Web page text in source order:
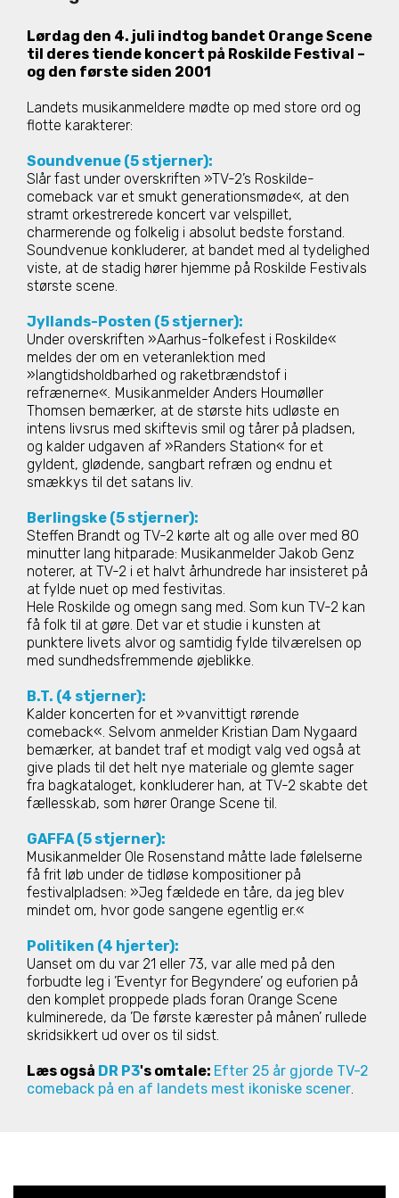
Lørdag den 4. juli indtog bandet Orange Scene
til deres tiende koncert på Roskilde Festival –
og den første siden 2001
Landets musikanmeldere mødte op med store ord og
flotte karakterer:
Soundvenue (5 stjerner):
Slår fast under overskriften »TV-2’s Roskilde-
comeback var et smukt generationsmøde«, at den
stramt orkestrerede koncert var velspillet,
charmerende og folkelig i absolut bedste forstand.
Soundvenue konkluderer, at bandet med al tydelighed
viste, at de stadig hører hjemme på Roskilde Festivals
største scene.
Jyllands-Posten (5 stjerner):
Under overskriften »Aarhus-folkefest i Roskilde«
meldes der om en veteranlektion med
»langtidsholdbarhed og raketbrændstof i
refrænerne«. Musikanmelder Anders Houmøller
Thomsen bemærker, at de største hits udløste en
intens livsrus med skiftevis smil og tårer på pladsen,
og kalder udgaven af »Randers Station« for et
gyldent, glødende, sangbart refræn og endnu et
smækkys til det satans liv.
Berlingske (5 stjerner):
Steffen Brandt og TV-2 kørte alt og alle over med 80
minutter lang hitparade: Musikanmelder Jakob Genz
noterer, at TV-2 i et halvt århundrede har insisteret på
at fylde nuet op med festivitas.
Hele Roskilde og omegn sang med. Som kun TV-2 kan
få folk til at gøre. Det var et studie i kunsten at
punktere livets alvor og samtidig fylde tilværelsen op
med sundhedsfremmende øjeblikke.
B.T. (4 stjerner):
Kalder koncerten for et »vanvittigt rørende
comeback«. Selvom anmelder Kristian Dam Nygaard
bemærker, at bandet traf et modigt valg ved også at
give plads til det helt nye materiale og glemte sager
fra bagkataloget, konkluderer han, at TV-2 skabte det
fællesskab, som hører Orange Scene til.
GAFFA (5 stjerner):
Musikanmelder Ole Rosenstand måtte lade følelserne
få frit løb under de tidløse kompositioner på
festivalpladsen: »Jeg fældede en tåre, da jeg blev
mindet om, hvor gode sangene egentlig er.«
Politiken (4 hjerter):
Uanset om du var 21 eller 73, var alle med på den
forbudte leg i ’Eventyr for Begyndere’ og euforien på
den komplet proppede plads foran Orange Scene
kulminerede, da ’De første kærester på månen’ rullede
skridsikkert ud over os til sidst.
Læs også DR P3's omtale: Efter 25 år gjorde TV-2
comeback på en af landets mest ikoniske scener.